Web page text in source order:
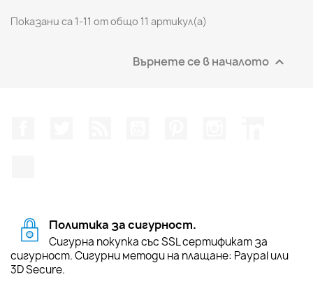
Показани са 1-11 от общо 11 артикул(а)
Върнете се в началото 
Политика за сигурност.
Сигурна покупка със SSL сертификат за
сигурност. Сигурни методи на плащане: Paypal или
3D Secure.